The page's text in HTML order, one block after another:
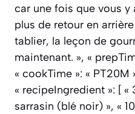
car une fois que vous y
plus de retour en
tablier, la leçon de
maintenant. », «
« cookTime »: « PT20M
« recipeIngredient »: [
sarrasin (blé noir) », «